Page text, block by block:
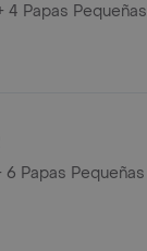
4 Papas Pequeñas
Presas Presas + 6 Papas Pequeñas